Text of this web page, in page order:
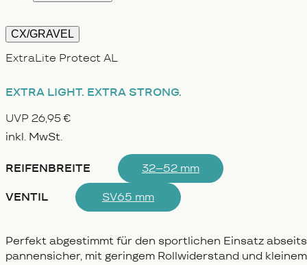
CX/GRAVEL
ExtraLite Protect AL
EXTRA LIGHT. EXTRA STRONG.
UVP 26,95 €
inkl. MwSt.
REIFENBREITE
32–52 mm
VENTIL
SV65 mm
Perfekt abgestimmt für den sportlichen Einsatz
pannensicher, mit geringem Rollwiderstand und